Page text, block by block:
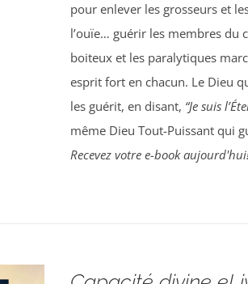
pour enlever les grosseurs et
l’ouïe… guérir les membres du
boiteux et les paralytiques
esprit fort en chacun. Le Dieu
les guérit, en disant, “Je suis
même Dieu Tout-Puissant qui
Recevez votre e-book